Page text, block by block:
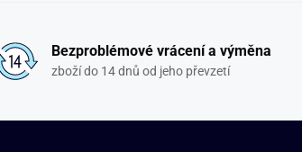
Bezproblémové vrácení a výměna
zboží do 14 dnů od jeho převzetí